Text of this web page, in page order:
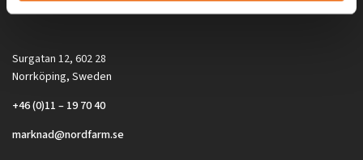
Surgatan 12, 602 28
Norrköping, Sweden
+46 (0)11 – 19 70 40
marknad@nordfarm.se